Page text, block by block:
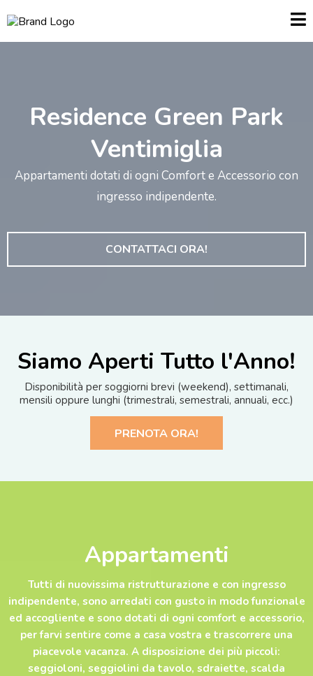
Residence Green Park
Ventimiglia
Appartamenti dotati di ogni Comfort e Accessorio con
ingresso indipendente.
CONTATTACI ORA!
Siamo Aperti Tutto l'Anno!
Disponibilità per soggiorni brevi (weekend), settimanali,
mensili oppure lunghi (trimestrali, semestrali, annuali, ecc.)
PRENOTA ORA!
Appartamenti
Tutti di nuovissima ristrutturazione e con ingresso
indipendente, sono arredati con gusto in modo funzionale
ed accogliente e sono dotati di ogni comfort e accessorio,
per farvi sentire come a casa vostra e trascorrere una
piacevole vacanza. A disposizione dei più piccoli:
seggioloni, seggiolini da tavolo, sdraiette, scalda